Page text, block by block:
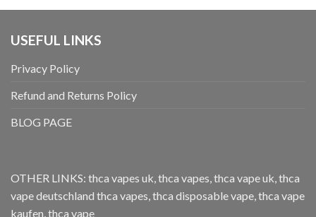
USEFUL LINKS
Privacy Policy
Refund and Returns Policy
BLOG PAGE
OTHER LINKS: thca vapes uk,thca vapes,thca vape uk,thca
vape deutschland thca vapes,thca disposable vape,thca vape
kaufen,thca vape